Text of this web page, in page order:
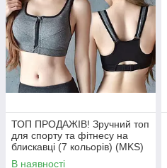
ТОП ПРОДАЖІВ! Зручний топ
для спорту та фітнесу на
блискавці (7 кольорів) (MKS)
В наявності